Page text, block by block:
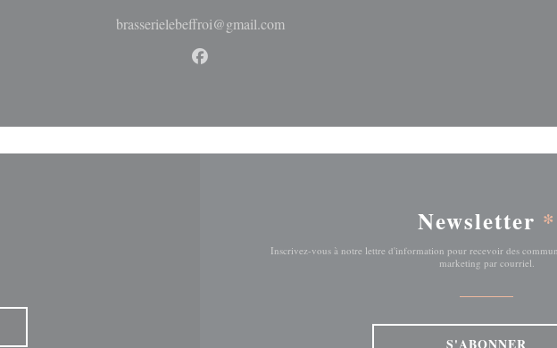
brasserielebeffroi@gmail.com
Facebook ((ouvre une nouvelle fenêtre))
Newsletter *
Inscrivez-vous à notre lettre d'information pour recevoir des
marketing par courriel.
S'ABONNER